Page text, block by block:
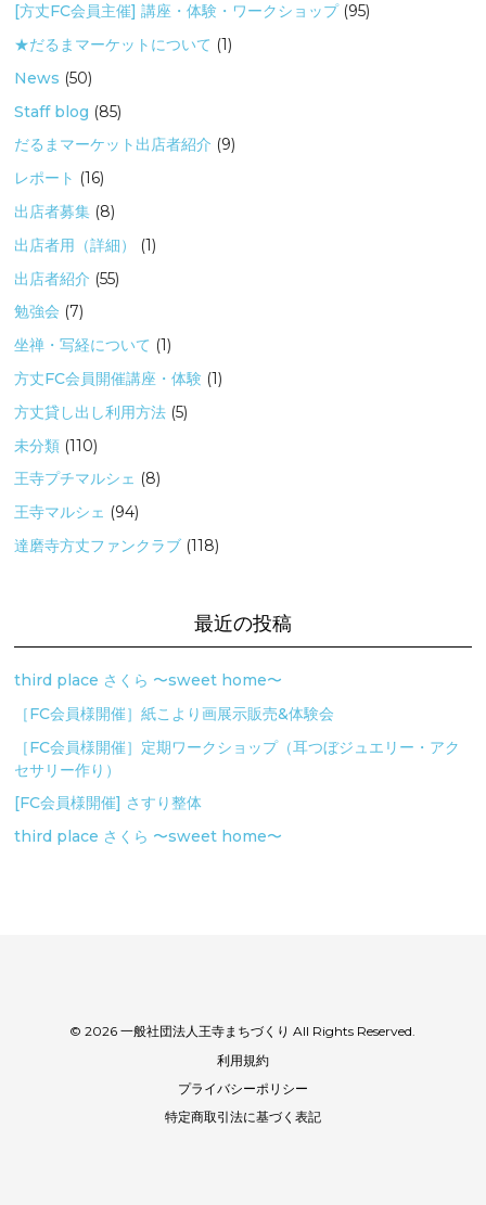
[方丈FC会員主催] 講座・体験・ワークショップ(95)
★だるまマーケットについて (1)
News (50)
Staff blog (85)
だるまマーケット出店者紹介 (9)
レポート (16)
出店者募集 (8)
出店者用（詳細）
(1)
出店者紹介 (55)
勉強会 (7)
坐禅・写経について (1)
方丈FC会員開催講座・体験 (1)
方丈貸し出し利用方法 (5)
未分類 (110)
王寺プチマルシェ (8)
王寺マルシェ (94)
達磨寺方丈ファンクラブ (118)
最近の投稿
third place さくら 〜sweet home〜
［FC会員様開催］紙こより画展示販売&体験会
［FC会員様開催］定期ワークショップ（耳つぼジュエリー・アク
セサリー作り）
[FC会員様開催] さすり整体
third place さくら 〜sweet home〜
© 2026 一般社団法人王寺まちづくり All Rights Reserved.
利用規約
プライバシーポリシー
特定商取引法に基づく表記